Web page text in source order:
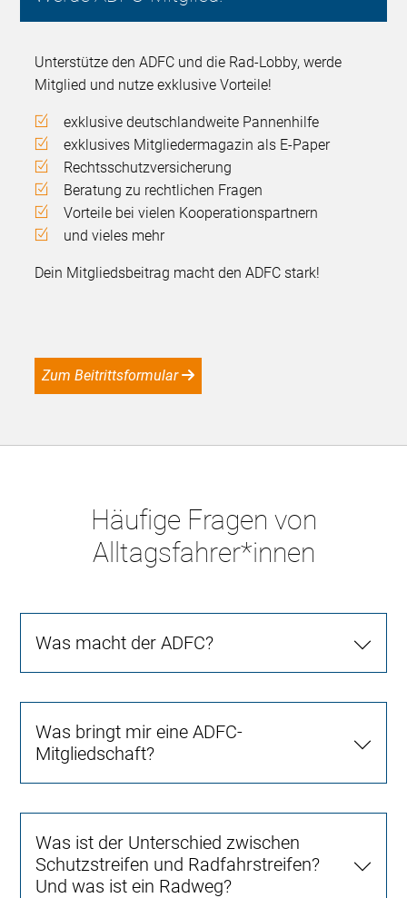
Unterstütze den ADFC und die Rad-Lobby, werde
Mitglied und nutze exklusive Vorteile!
exklusive deutschlandweite Pannenhilfe
exklusives Mitgliedermagazin als E-Paper
Rechtsschutzversicherung
Beratung zu rechtlichen Fragen
Vorteile bei vielen Kooperationspartnern
und vieles mehr
Dein Mitgliedsbeitrag macht den ADFC stark!
Zum Beitrittsformular
Häufige Fragen von
Alltagsfahrer*innen
Was macht der ADFC?
Was bringt mir eine ADFC-
Mitgliedschaft?
Was ist der Unterschied zwischen
Schutzstreifen und Radfahrstreifen?
Und was ist ein Radweg?